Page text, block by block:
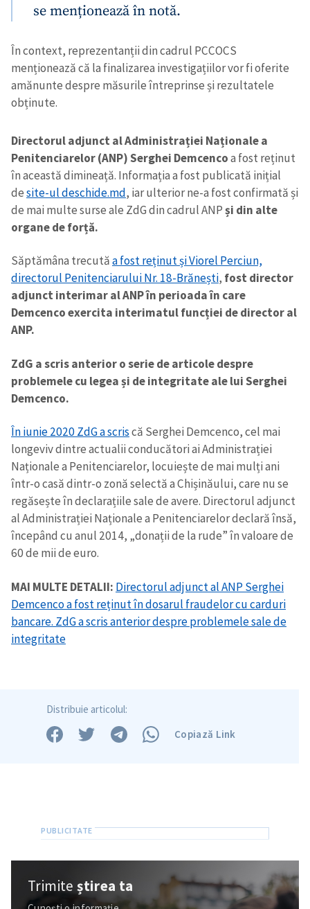
se menționează în notă.
În context, reprezentanții din cadrul PCCOCS
menționează că la finalizarea investigațiilor vor fi oferite
amănunte despre măsurile întreprinse și rezultatele
obținute.
Directorul adjunct al Administrației Naționale a
Penitenciarelor (ANP)Serghei Demcencoa fost reținut
în această dimineață. Informația a fost publicată inițial
desite-ul deschide.md, iar ulterior ne-a fost confirmată și
de mai multe surse ale ZdG din cadrul ANPși din alte
organe de forță.
Săptămâna trecutăa fost reținut și Viorel Perciun,
directorul Penitenciarului Nr. 18-Brănești, fost director
adjunct interimar al ANP în perioada în care
Demcenco exercita interimatul funcției de director al
ANP.
ZdG a scris anterior o serie de articole despre
problemele cu legea și de integritate ale lui Serghei
Demcenco.
În iunie 2020 ZdG a scriscă Serghei Demcenco, cel mai
longeviv dintre actualii conducători ai Administrației
Naționale a Penitenciarelor, locuiește de mai mulți ani
într-o casă dintr-o zonă selectă a Chișinăului, care nu se
regăsește în declarațiile sale de avere. Directorul adjunct
al Administrației Naționale a Penitenciarelor declară însă,
începând cu anul 2014, „donații de la rude” în valoare de
60 de mii de euro.
MAI MULTE DETALII: Directorul adjunct al ANP Serghei
Demcenco a fost reținut în dosarul fraudelor cu carduri
bancare. ZdG a scris anterior despre problemele sale de
integritate
Distribuie articolul:
Copiază Link
Trimiteștirea ta